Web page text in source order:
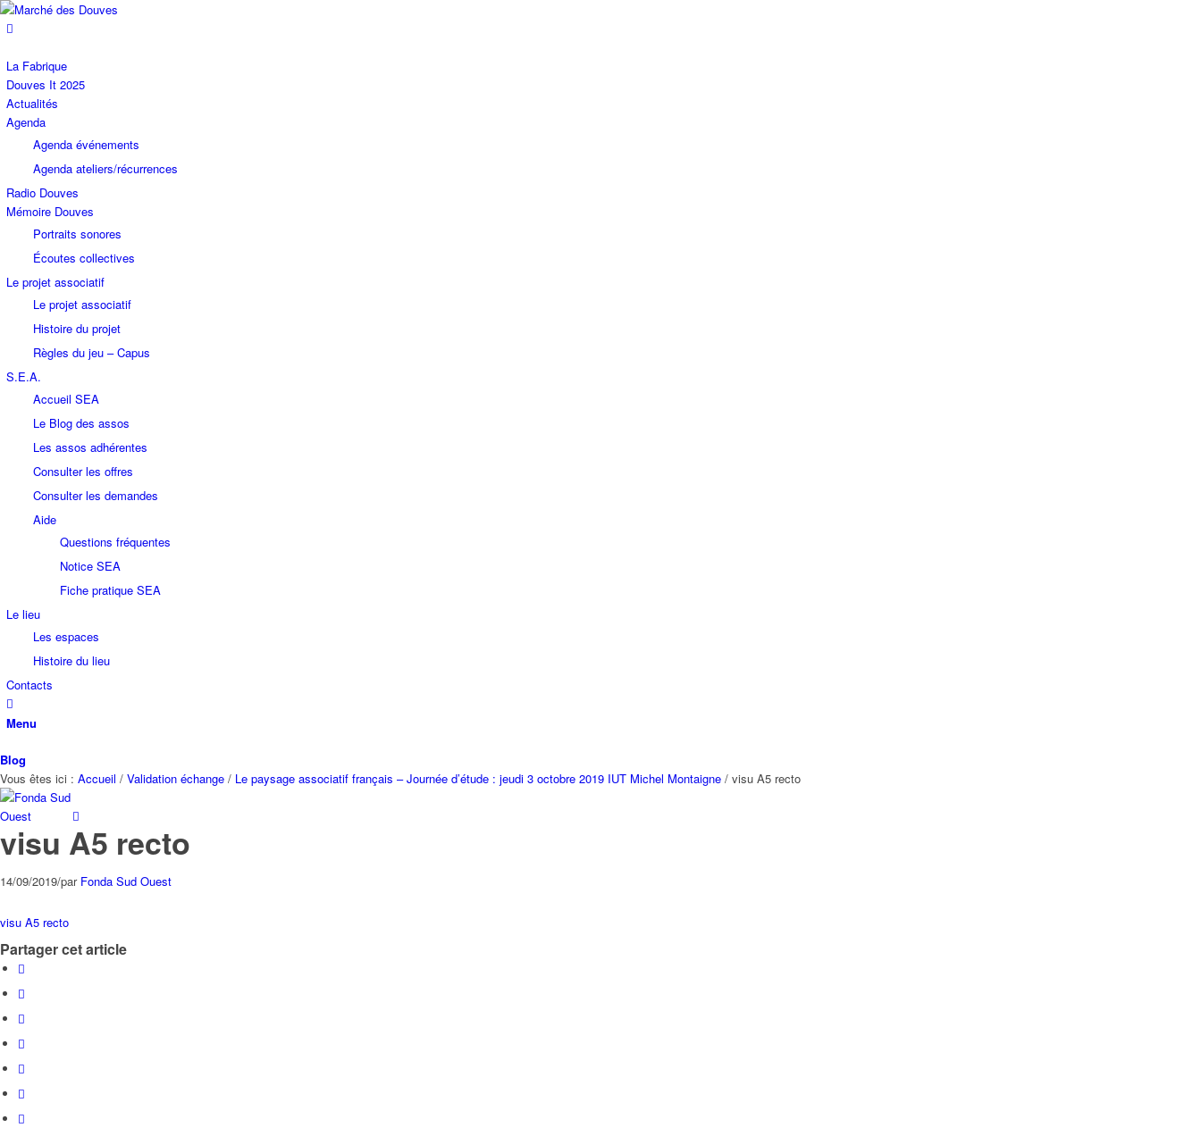
La Fabrique
Douves It 2025
Actualités
Agenda
Agenda événements
Agenda ateliers/récurrences
Radio Douves
Mémoire Douves
Portraits sonores
Écoutes collectives
Le projet associatif
Le projet associatif
Histoire du projet
Règles du jeu – Capus
S.E.A.
Accueil SEA
Le Blog des assos
Les assos adhérentes
Consulter les offres
Consulter les demandes
Aide
Questions fréquentes
Notice SEA
Fiche pratique SEA
Le lieu
Les espaces
Histoire du lieu
Contacts
Menu
Blog
Vous êtes ici : Accueil / Validation échange / Le paysage associatif français – Journée d’étude : jeudi 3 octobre 2019 IUT Michel Montaigne / visu A5 recto
visu A5 recto
14/09/2019/par Fonda Sud Ouest
visu A5 recto
Partager cet article